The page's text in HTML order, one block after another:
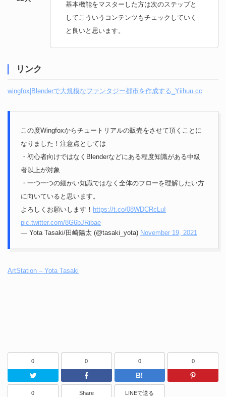
基本機能をマスターした方は次のステップと
してこういうコンテンツもチェックしていく
と良いと思います。
リンク
wingfox|Blenderで大規模なファンタジー都市を作成する_Yiihuu.cc
この度Wingfoxからチュートリアルの販売をさせて頂くことに
なりました！注意点としては
・初心者向けではなくBlenderなどにある程度知識がある中級
者以上が対象
・一つ一つの細かい知識ではなく全体のフローを理解したい方
に向いていると思います。
よろしくお願いします！ https://t.co/08WDCRcLuI
pic.twitter.com/8G6bJRibae
— Yota Tasaki/田崎陽太 (@tasaki_yota) November 19, 2021
ArtStation – Yota Tasaki
0
Twitter
0
Facebook
0
はてなブッ
0
0 Share LINEで送る